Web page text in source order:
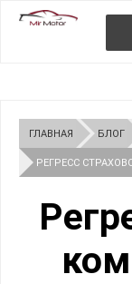
ГЛАВНАЯ БЛОГ
РЕГРЕСС